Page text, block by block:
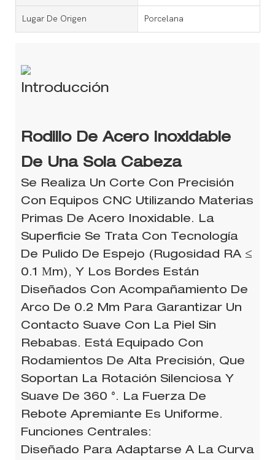
Lugar De Origen Porcelana
Introducción
Rodillo De Acero Inoxidable
De Una Sola Cabeza
Se Realiza Un Corte Con Precisión
Con Equipos CNC Utilizando Materias
Primas De Acero Inoxidable. La
Superficie Se Trata Con Tecnología
De Pulido De Espejo (rugosidad RA ≤
0.1 Μm), Y Los Bordes Están
Diseñados Con Acompañamiento De
Arco De 0.2 Mm Para Garantizar Un
Contacto Suave Con La Piel Sin
Rebabas. Está Equipado Con
Rodamientos De Alta Precisión, Que
Soportan La Rotación Silenciosa Y
Suave De 360 ​​°. La Fuerza De
Rebote Apremiante Es Uniforme.
Funciones Centrales:
Diseñado Para Adaptarse A La Curva